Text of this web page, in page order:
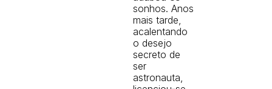
sonhos. Anos
mais tarde,
acalentando
o desejo
secreto de
ser
astronauta,